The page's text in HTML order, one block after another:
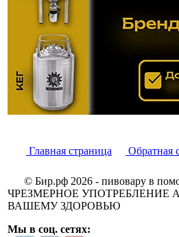
Главная страница Обратная
© Бир.рф 2026 - пивовару в
ЧРЕЗМЕРНОЕ УПОТРЕБЛЕНИЕ
ВАШЕМУ ЗДОРОВЬЮ
Мы в соц. сетях: